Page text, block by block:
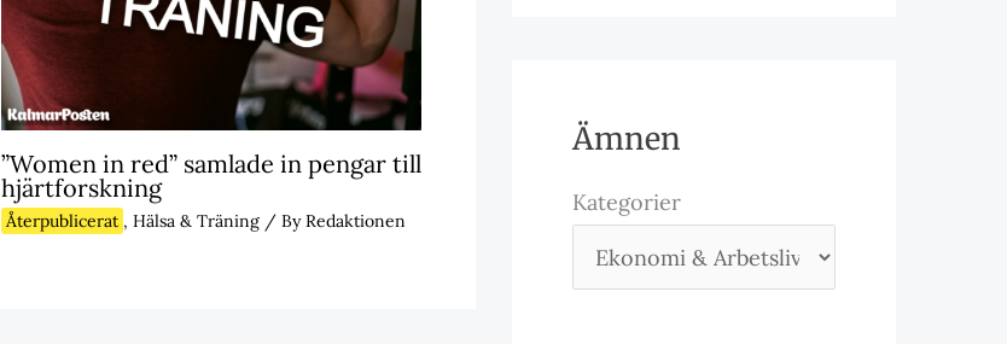
”Women in red” samlade in pengar till
hjärtforskning
Återpublicerat , Hälsa & Träning/ ByRedaktionen
Ämnen
Kategorier